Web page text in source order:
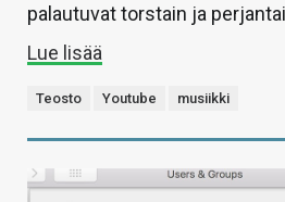
palautuvat torstain ja
Lue lisää
Teosto Youtube musiikki